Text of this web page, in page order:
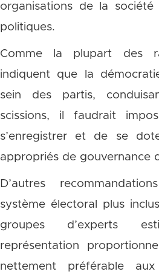
organisations de la
politiques.
Comme la plupart des
indiquent que la
sein des partis,
scissions, il faudrait
s’enregistrer et de se
appropriés de gouvernance
D’autres
système électoral plus
groupes d’experts
représentation
nettement préférable